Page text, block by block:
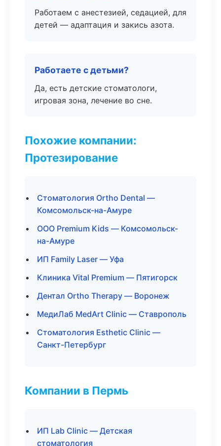
Работаем с анестезией, седацией, для
детей — адаптация и закись азота.
Работаете с детьми?
Да, есть детские стоматологи,
игровая зона, лечение во сне.
Похожие компании:
Протезирование
Стоматология Ortho Dental —
Комсомольск-на-Амуре
ООО Premium Kids — Комсомольск-
на-Амуре
ИП Family Laser — Уфа
Клиника Vital Premium — Пятигорск
Дентал Ortho Therapy — Воронеж
МедиЛаб MedArt Clinic — Ставрополь
Стоматология Esthetic Clinic —
Санкт-Петербург
Компании в Пермь
ИП Lab Clinic — Детская
стоматология